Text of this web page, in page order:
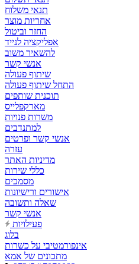
תנאי משלוח
אחריות מוצר
החזר וביטול
אפליקציה לנייד
להשאיר משוב
אנשי קשר
שיתוף פעולה
התחל שיתוף פעולה
תוכנית שותפים
מארקפלייס
משרות פנויות
למתנדבים
אנשי קשר ופרטים
עזרה
מדיניות האתר
כללי שירות
מסמכים
אישורים ורישיונות
שאלה ותשובה
אנשי קשר
פעילויות
בלוג
אינפורמטיבי על כשרות
מתכונים של אמא